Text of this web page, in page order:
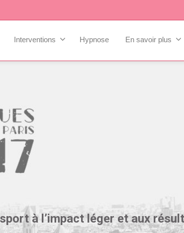
Interventions Hypnose En savoir plus
à l’impact léger et aux